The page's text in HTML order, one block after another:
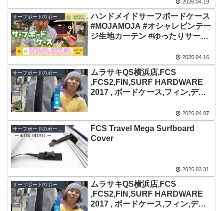
2026.04.19
ハンドメイドサーフボードケース
#MOJAMOJA #オシャレビンテー
ジ生地カーテン #ゆったりサーフ
2026.04.16
ムラサキQS横浜店,FCS
,FCS2,FIN,SURF HARDWARE
2017 , ボードケース,フィン,デッ
2026.04.07
FCS Travel Mega Surfboard
Cover
2026.03.31
サーフボードのボードカバー
ムラサキQS横浜店,FCS
,FCS2,FIN,SURF HARDWARE
2017 , ボードケース,フィン,デッ